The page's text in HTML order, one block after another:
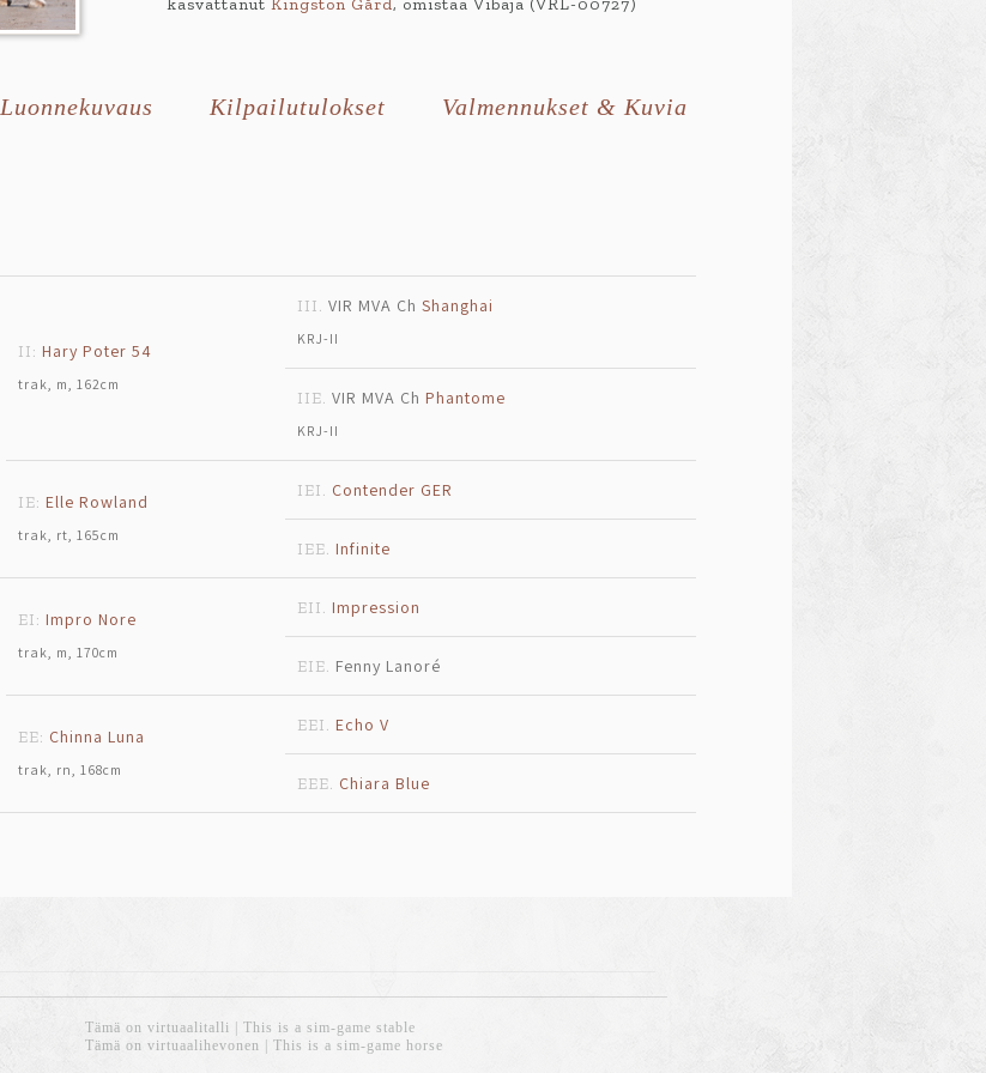
kasvattanut Kingston Gård, omistaa Vibaja (VRL-00727)
Luonnekuvaus Kilpailutulokset Valmennukset & Kuvia
II: Hary Poter 54
trak, m, 162cm
III. VIR MVA Ch Shanghai
KRJ-II
IIE. VIR MVA Ch Phantome
KRJ-II
IE: Elle Rowland
trak, rt, 165cm
IEI. Contender GER
IEE. Infinite
EI: Impro Nore
trak, m, 170cm
EII. Impression
EIE. Fenny Lanoré
EE: Chinna Luna
trak, rn, 168cm
EEI. Echo V
EEE. Chiara Blue
Tämä on virtuaalitalli | This is a sim-game stable
Tämä on virtuaalihevonen | This is a sim-game horse